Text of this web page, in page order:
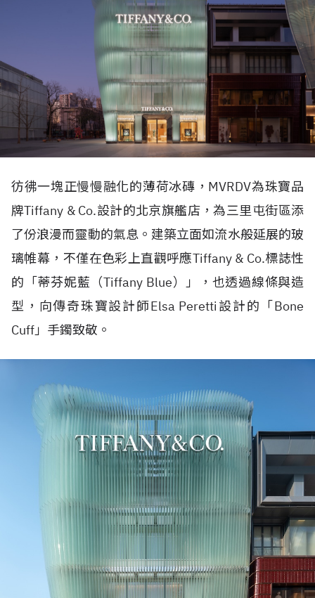
彷彿一塊正慢慢融化的薄荷冰磚， MVRDV為珠寶品
牌Tiffany & Co.設計的北京旗艦店，為三里屯街區添
了份浪漫而靈動的氣息。建築立面如流水般延展的玻
璃帷幕，不僅在色彩上直觀呼應Tiffany & Co.標誌性
的「蒂芬妮藍（Tiffany Blue）」，也透過線條與造
型，向傳奇珠寶設計師Elsa Peretti 設計的「Bone
Cuff」手鐲致敬。